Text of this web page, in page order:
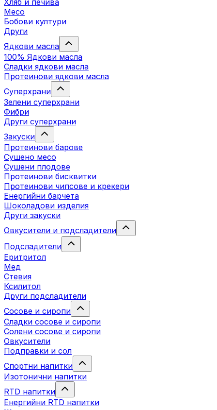
Хляб и печива
Месо
Бобови култури
Други
Ядкови масла
100% Ядкови масла
Сладки ядкови масла
Протеинови ядкови масла
Суперхрани
Зелени суперхрани
Фибри
Други суперхрани
3акуски
Протеинови бaрове
Сушено месо
Сушени плодове
Протеинови бисквитки
Протеинови чипсове и крекери
Енергийни барчета
Шоколадови изделия
Други закуски
Овкусители и подсладители
Подсладители
Еритритол
Мед
Стевия
Ксилитол
Други подсладители
Сосове и сиропи
Сладки сосове и сиропи
Солени сосове и сиропи
Овкусители
Подправки и сол
Спортни напитки
Изотонични напитки
RTD напитки
Енергийни RTD напитки